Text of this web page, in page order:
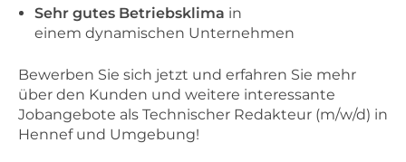
Sehr gutes Betriebsklima in
einem dynamischen Unternehmen
Bewerben Sie sich jetzt und erfahren Sie mehr
über den Kunden und weitere interessante
Jobangebote als Technischer Redakteur (m/w/d) in
Hennef und Umgebung!